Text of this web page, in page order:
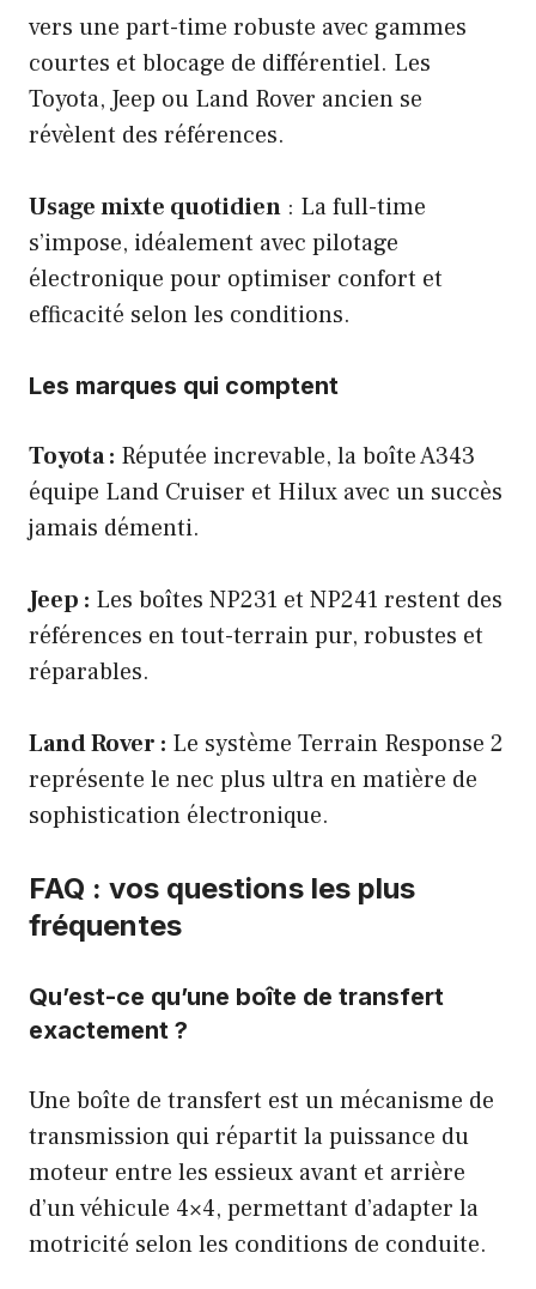
vers une part-time robuste avec gammes
courtes et blocage de différentiel. Les
Toyota, Jeep ou Land Rover ancien se
révèlent des références.
Usage mixte quotidien : La full-time
s’impose, idéalement avec pilotage
électronique pour optimiser confort et
efficacité selon les conditions.
Les marques qui comptent
Toyota : Réputée increvable, la boîte A343
équipe Land Cruiser et Hilux avec un succès
jamais démenti.
Jeep : Les boîtes NP231 et NP241 restent des
références en tout-terrain pur, robustes et
réparables.
Land Rover : Le système Terrain Response 2
représente le nec plus ultra en matière de
sophistication électronique.
FAQ : vos questions les plus
fréquentes
Qu’est-ce qu’une boîte de transfert
exactement ?
Une boîte de transfert est un mécanisme de
transmission qui répartit la puissance du
moteur entre les essieux avant et arrière
d’un véhicule 4×4, permettant d’adapter la
motricité selon les conditions de conduite.